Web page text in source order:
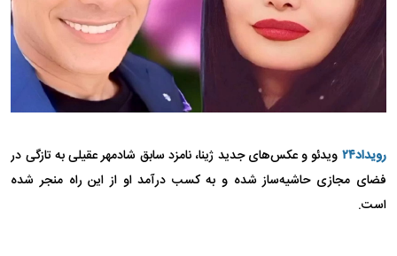
رویداد۲۴
ویدئو و عکس‌های جدید ژینا، نامزد سابق شادمهر عقیلی به تازگی در
فضای مجازی حاشیه‌ساز شده و به کسب درآمد او از این راه منجر شده
است.